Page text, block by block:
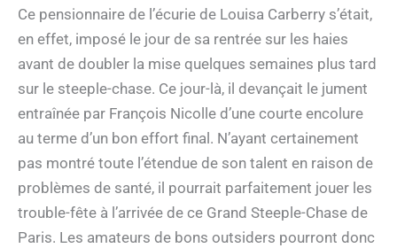
Ce pensionnaire de l’écurie de Louisa Carberry s’était,
en effet, imposé le jour de sa rentrée sur les haies
avant de doubler la mise quelques semaines plus tard
sur le steeple-chase. Ce jour-là, il devançait le jument
entraînée par François Nicolle d’une courte encolure
au terme d’un bon effort final. N’ayant certainement
pas montré toute l’étendue de son talent en raison de
problèmes de santé, il pourrait parfaitement jouer les
trouble-fête à l’arrivée de ce Grand Steeple-Chase de
Paris. Les amateurs de bons outsiders pourront donc